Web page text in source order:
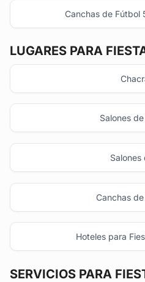
Canchas de Fútbol
LUGARES PARA
Salones
Salones
Canchas
Hoteles para
SERVICIOS PARA